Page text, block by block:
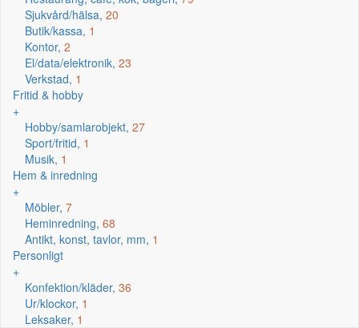
Sjukvård/hälsa, 20
Butik/kassa, 1
Kontor, 2
El/data/elektronik, 23
Verkstad, 1
Fritid & hobby
+
Hobby/samlarobjekt, 27
Sport/fritid, 1
Musik, 1
Hem & inredning
+
Möbler, 7
Heminredning, 68
Antikt, konst, tavlor, mm, 1
Personligt
+
Konfektion/kläder, 36
Ur/klockor, 1
Leksaker, 1